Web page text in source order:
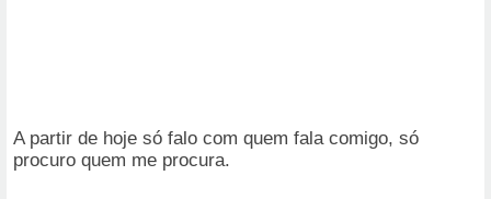
A partir de hoje só falo com quem fala comigo, só
procuro quem me procura.